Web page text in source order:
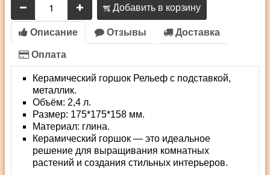
Добавить в корзину
Описание Отзывы Доставка
Оплата
Керамический горшок Рельеф с подставкой,
металлик.
Объём: 2,4 л.
Размер: 175*175*158 мм.
Материал: глина.
Керамический горшок — это идеальное
решение для выращивания комнатных
растений и создания стильных интерьеров.